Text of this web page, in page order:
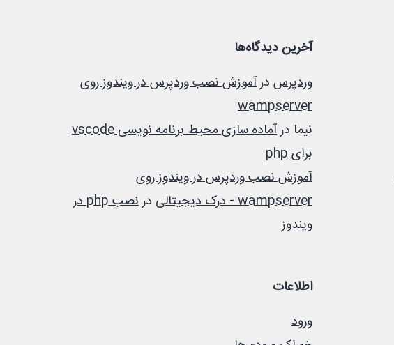
آخرین دیدگاه‌ها
وردپرس درآموزش نصب وردپرس در ویندوز روی
wampserver
نیما در
آماده سازی محیط برنامه نویسی vscode
برای php
آموزش نصب وردپرس در ویندوز روی
wampserver - درک دیجیتالی
در
نصب php در
ویندوز
اطلاعات
ورود